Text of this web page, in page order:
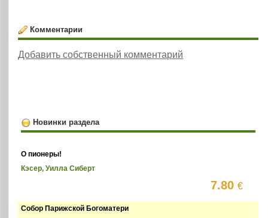
Комментарии
Добавить собственный комментарий
Новинки раздела
О пионеры!
Кэсер, Уилла Сиберт
7.80€
Собор Парижской Богоматери